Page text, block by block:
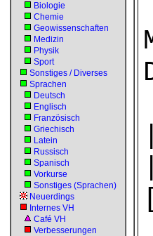
Biologie
Chemie
Geowissenschaften
Medizin
Physik
Sport
Sonstiges / Diverses
Sprachen
Deutsch
Englisch
Französisch
Griechisch
Latein
Russisch
Spanisch
Vorkurse
Sonstiges (Sprachen)
Neuerdings
Internes VH
Café VH
Verbesserungen